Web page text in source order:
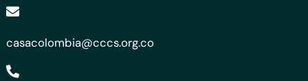
casacolombia@cccs.org.co